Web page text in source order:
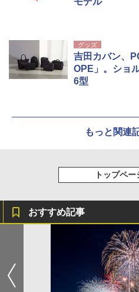
グッズ
吉田カバン、
OPE」。ショ
6型
もっと関連
トップペ
おすすめ記事